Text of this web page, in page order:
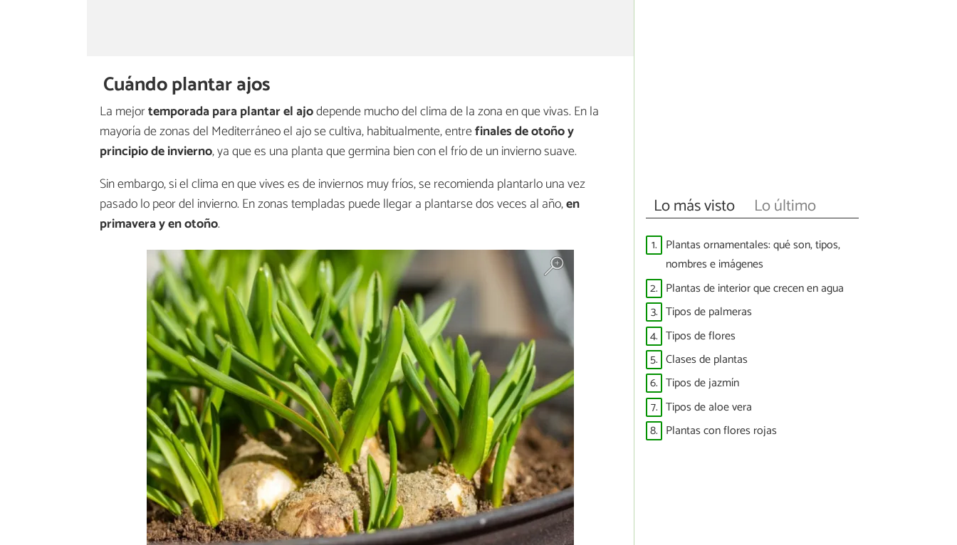
Cuándo plantar ajos
La mejortemporada para plantar el ajodepende mucho del clima de la zona en que vivas. En la
mayoría de zonas del Mediterráneo el ajo se cultiva, habitualmente, entrefinales de otoño y
principio de invierno, ya que es una planta que germina bien con el frío de un invierno suave.
Sin embargo, si el clima en que vives es de inviernos muy fríos, se recomienda plantarlo una vez
pasado lo peor del invierno. En zonas templadas puede llegar a plantarse dos veces al año,en
primavera y en otoño.
Lo más visto Lo último
1. Plantas ornamentales: qué son, tipos,
nombres e imágenes
2. Plantas de interior que crecen en agua
3. Tipos de palmeras
4. Tipos de flores
5. Clases de plantas
6. Tipos de jazmín
7. Tipos de aloe vera
8. Plantas con flores rojas